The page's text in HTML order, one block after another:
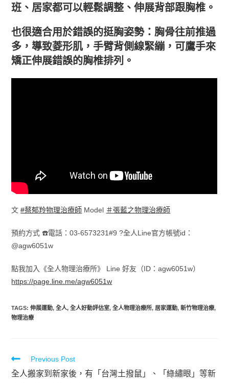
班、居家都可以輕鬆調整、伸展背部跟胸椎。
也很適合用於錯誤的挺胸姿勢：胸骨往前推過
多，導致菱形肌，手臂背側線緊繃，可鷹手來
矯正伸展錯誤的胸椎排列。
文#蔡郁羚物理治療師 Model ＃張藍之物理治療師
預約方式 ☎️電話：03-6573231#9 ?全人Line官方帳號id：
@agw6051w
點我加入《全人物理治療所》 Line 好友（ID：agw6051w）
https://page.line.me/agw6051w
TAGS:伸展運動, 全人, 全人好動評估室, 全人物理治療所, 居家運動, 新竹物理治療,
物理治療
Previous Post
全人搬家到新家後，有「台灣土撥鼠」、「綠繡眼」等新